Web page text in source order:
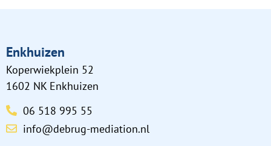
Enkhuizen
Koperwiekplein 52
1602 NK Enkhuizen
06 518 995 55
info@debrug-mediation.nl